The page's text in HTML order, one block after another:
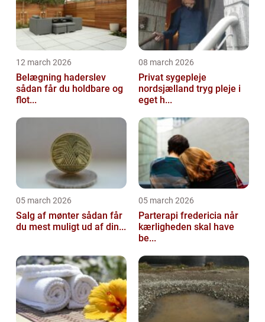
12 march 2026
Belægning haderslev
sådan får du holdbare og
flot...
08 march 2026
Privat sygepleje
nordsjælland tryg pleje i
eget h...
05 march 2026
Salg af mønter sådan får
du mest muligt ud af din...
05 march 2026
Parterapi fredericia når
kærligheden skal have
be...